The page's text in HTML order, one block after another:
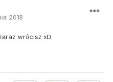
2018
wrócisz xD